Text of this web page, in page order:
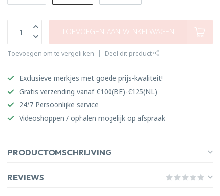
TOEVOEGEN AAN WINKELWAGEN
Toevoegen om te vergelijken Deel dit product
Exclusieve merkjes met goede prijs-kwaliteit!
Gratis verzending vanaf €100(BE)-€125(NL)
24/7 Persoonlijke service
Videoshoppen / ophalen mogelijk op afspraak
PRODUCTOMSCHRIJVING
REVIEWS